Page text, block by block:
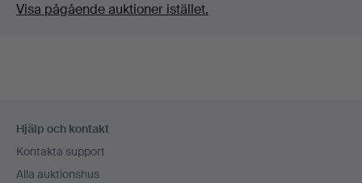
Visa pågående auktioner istället.
Hjälp och kontakt
Kontakta support
Alla auktionshus